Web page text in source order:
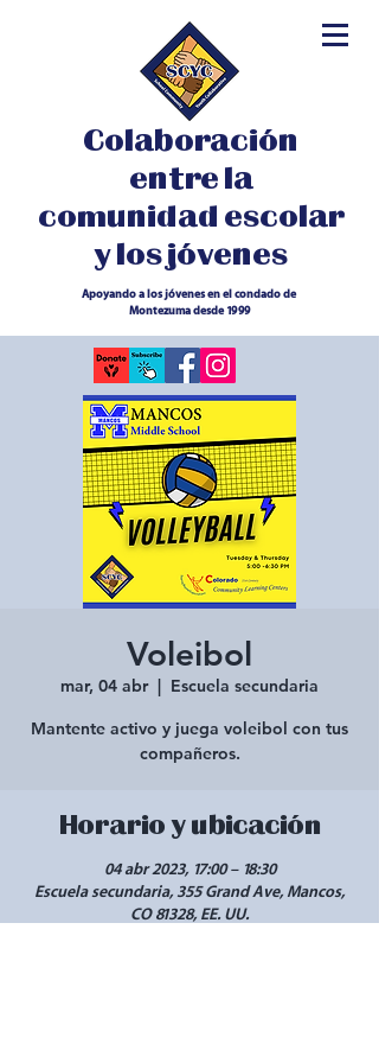
Colaboración
entre la
comunidad escolar
y los jóvenes
Apoyando a los jóvenes en el condado de
Montezuma desde 1999
Voleibol
mar, 04 abr
  |
Escuela secundaria
Mantente activo y juega voleibol con tus
compañeros.
Horario y ubicación
04 abr 2023, 17:00 – 18:30
Escuela secundaria, 355 Grand Ave, Mancos,
CO 81328, EE. UU.